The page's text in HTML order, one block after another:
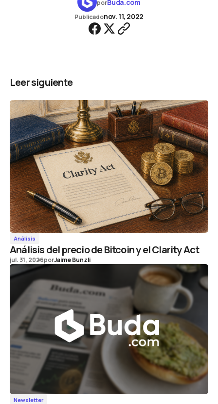
porBuda.com
Publicadonov. 11, 2022
Leer siguiente
Análisis
Análisis del precio de Bitcoin y el Clarity Act
jul. 31, 2026porJaime Bunzli
Newsletter